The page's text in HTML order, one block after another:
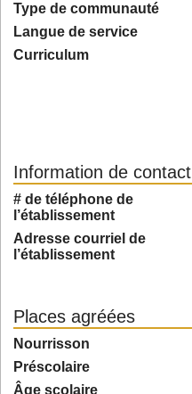
Type de communauté
Langue de service
Curriculum
Information de contact
# de téléphone de
l’établissement
Adresse courriel de
l’établissement
Places agréées
Nourrisson
Préscolaire
Âge scolaire